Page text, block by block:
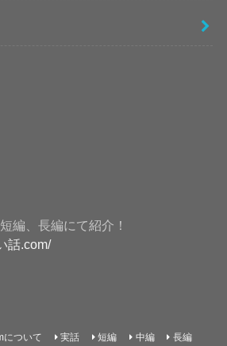
編、長編にて紹介！
話.com/
について 実話 短編 中編 長編